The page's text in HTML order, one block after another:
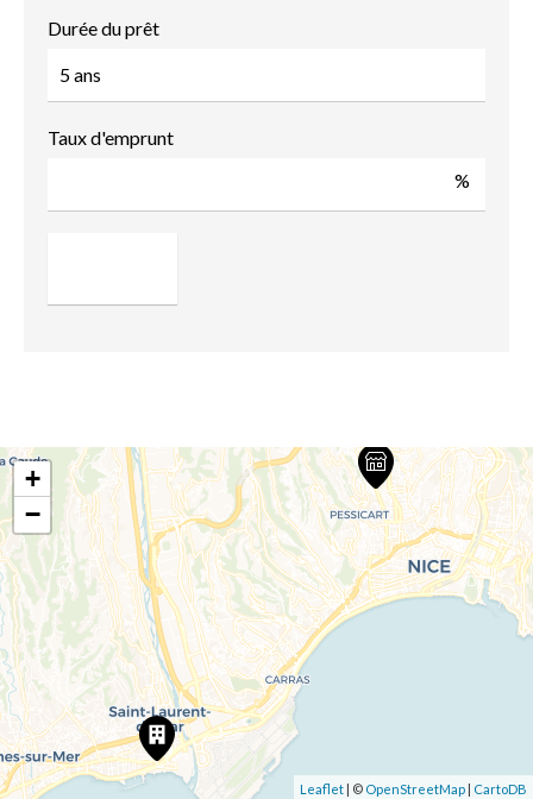
Durée du prêt
Taux d'emprunt
%
+
−
Leaflet | © OpenStreetMap | CartoDB